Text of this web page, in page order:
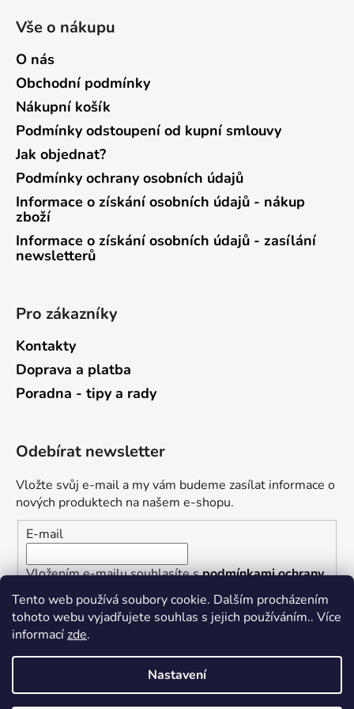
Tento web používá soubory cookie. Dalším procházením
tohoto webu vyjadřujete souhlas s jejich používáním.. Více
informacízde.
Nastavení
Vše o nákupu
O nás
Obchodní podmínky
Nákupní košík
Podmínky odstoupení od kupní smlouvy
Jak objednat?
Podmínky ochrany osobních údajů
Informace o získání osobních údajů - nákup
zboží
Informace o získání osobních údajů - zasílání
newsletterů
Pro zákazníky
Kontakty
Doprava a platba
Poradna - tipy a rady
Odebírat newsletter
Vložte svůj e-mail a my vám budeme zasílat informace o
nových produktech na našem e-shopu.
E-mail
Vložením e-mailu souhlasíte spodmínkami ochrany
osobních údajů
PŘIHLÁSIT SE